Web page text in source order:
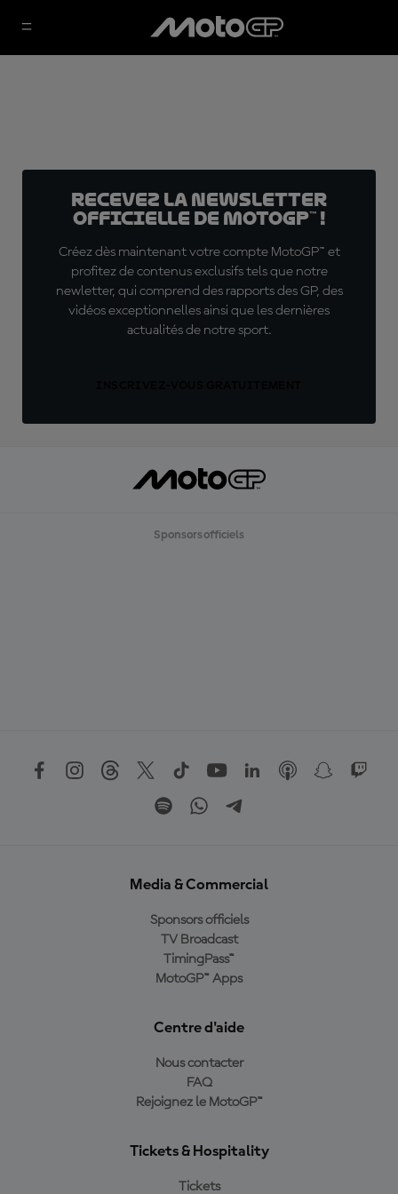
Recevez la Newsletter
officielle de MotoGP™ !
Créez dès maintenant votre compte MotoGP™ et
profitez de contenus exclusifs tels que notre
newletter, qui comprend des rapports des GP, des
vidéos exceptionnelles ainsi que les dernières
actualités de notre sport.
Sponsors officiels
Media & Commercial
Sponsors officiels
TV Broadcast
TimingPass™
MotoGP™ Apps
Centre d'aide
Nous contacter
FAQ
Rejoignez le MotoGP™
Tickets & Hospitality
Tickets